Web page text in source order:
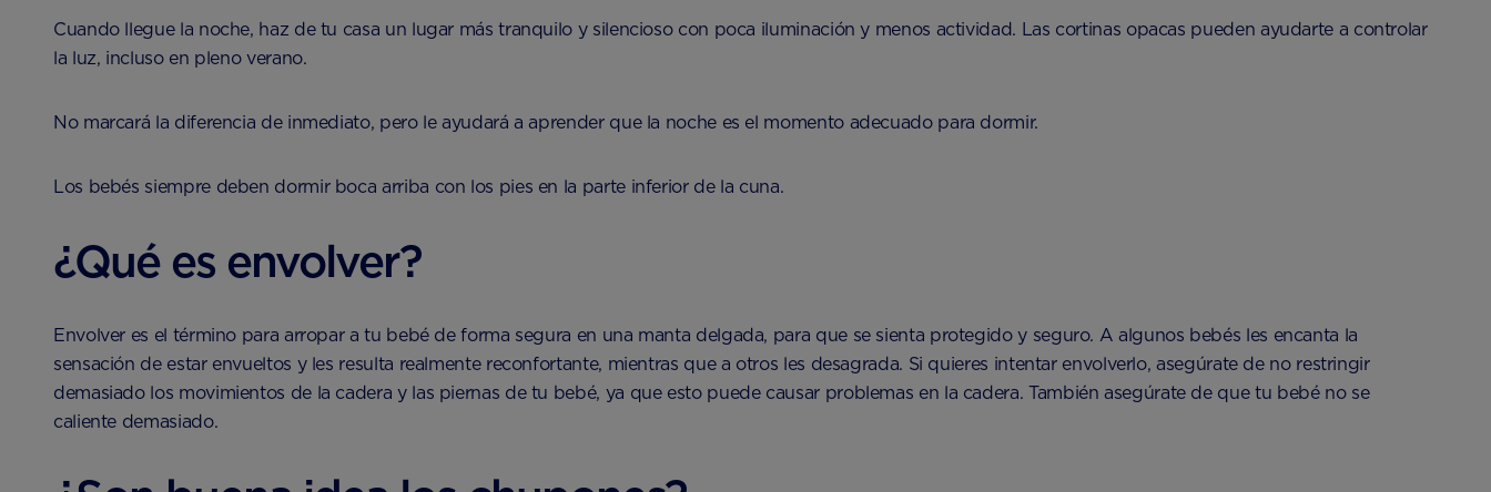
Cuando llegue la noche, haz de tu casa un lugar más tranquilo y silencioso con poca iluminación y menos actividad. Las cortinas opacas pueden ayudarte a controlar
la luz, incluso en pleno verano.
No marcará la diferencia de inmediato, pero le ayudará a aprender que la noche es el momento adecuado para dormir.
Los bebés siempre deben dormir boca arriba con los pies en la parte inferior de la cuna.
¿Qué es envolver?
Envolver es el término para arropar a tu bebé de forma segura en una manta delgada, para que se sienta protegido y seguro. A algunos bebés les encanta la
sensación de estar envueltos y les resulta realmente reconfortante, mientras que a otros les desagrada. Si quieres intentar envolverlo, asegúrate de no restringir
demasiado los movimientos de la cadera y las piernas de tu bebé, ya que esto puede causar problemas en la cadera. También asegúrate de que tu bebé no se
caliente demasiado.